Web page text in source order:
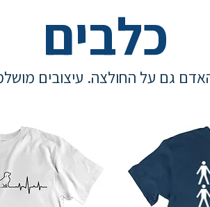
כלבים
גם על החולצה. עיצובים